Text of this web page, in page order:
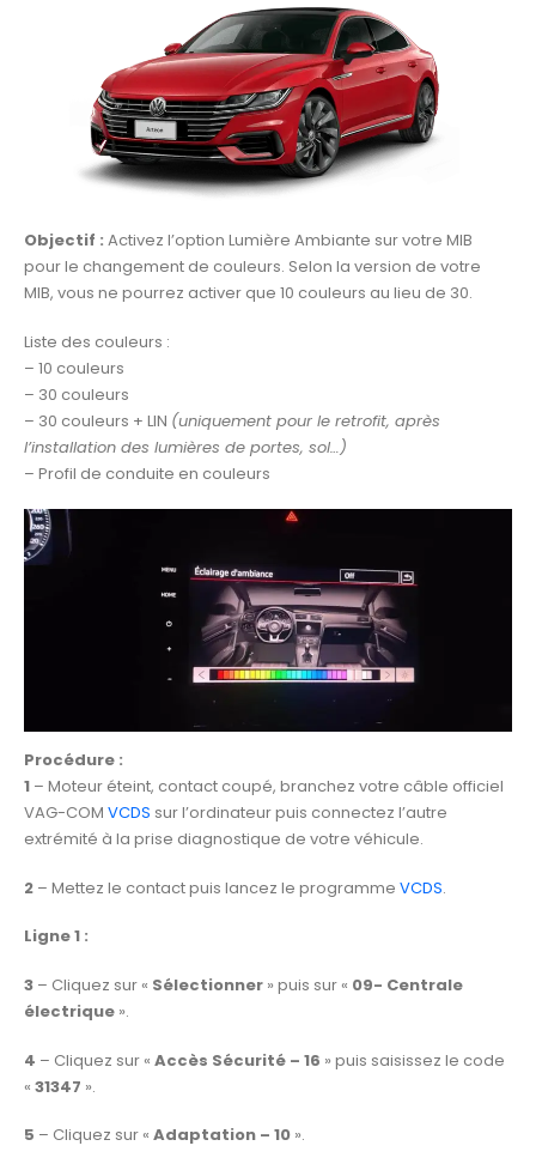
Objectif : Activez l’option Lumière Ambiante sur votre MIB
pour le changement de couleurs. Selon la version de votre
MIB, vous ne pourrez activer que 10 couleurs au lieu de 30.
Liste des couleurs :
– 10 couleurs
– 30 couleurs
– 30 couleurs + LIN (uniquement pour le retrofit, après
l’installation des lumières de portes, sol…)
– Profil de conduite en couleurs
Procédure :
1 – Moteur éteint, contact coupé, branchez votre câble officiel
VAG-COM VCDS sur l’ordinateur puis connectez l’autre
extrémité à la prise diagnostique de votre véhicule.
2 – Mettez le contact puis lancez le programme VCDS.
Ligne 1 :
3 – Cliquez sur « Sélectionner » puis sur « 09- Centrale
électrique ».
4 – Cliquez sur « Accès Sécurité – 16 » puis saisissez le code
« 31347 ».
5 – Cliquez sur « Adaptation – 10 ».